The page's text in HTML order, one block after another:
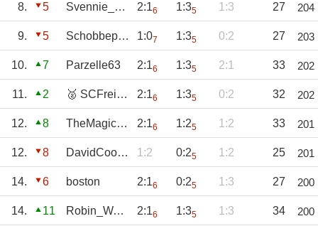
8. 5 Svennie_1970 2:16 1:35 1:3 27 204
9. 5 Schobbepetzer 1:07 1:35 0:2 27 203
10. 7 Parzelle63 2:16 1:35 2:1 33 202
11. 2 🥈 SCFreiburg 2:16 1:35 0:2 32 202
12. 8 TheMagicEye 2:16 1:25 1:2 33 201
12. 8 DavidCooper 1:2 0:25 1:2 25 201
14. 6 boston 2:16 0:25 1:3 27 200
14. 11 Robin_Waldhof 2:16 1:35 1:3 34 200